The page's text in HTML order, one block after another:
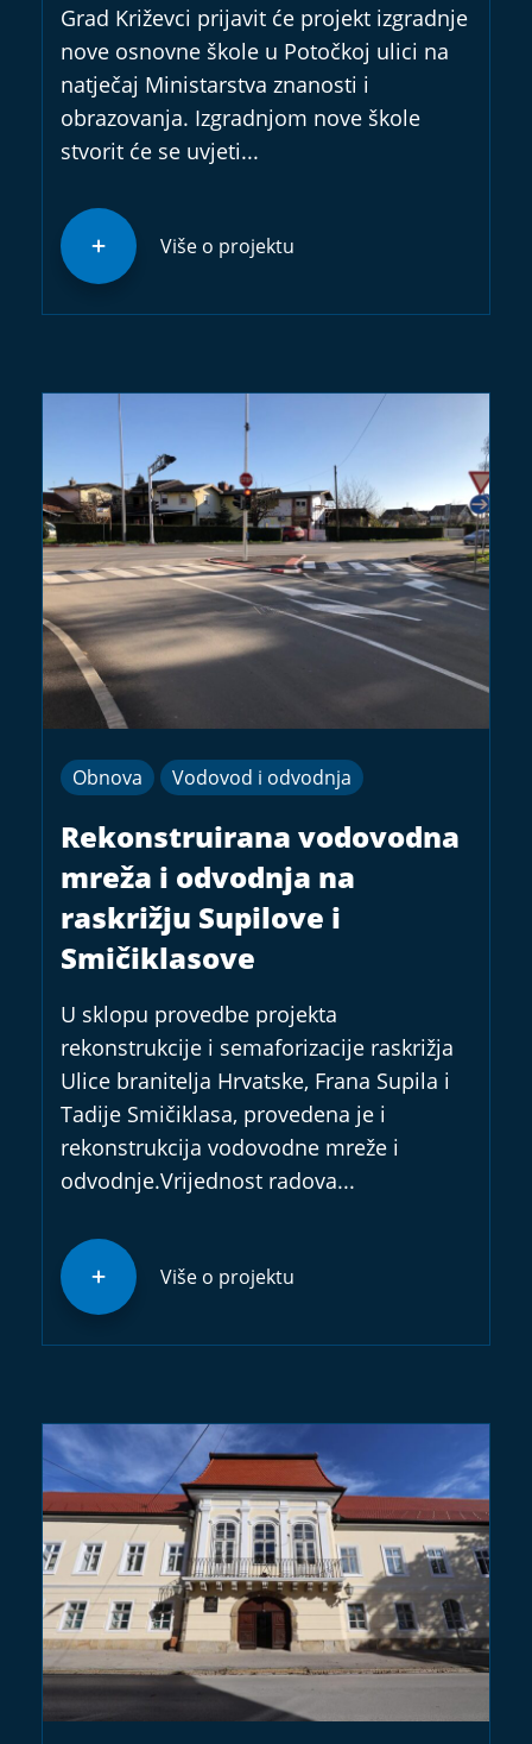
Grad Križevci prijavit će projekt izgradnje
nove osnovne škole u Potočkoj ulici na
natječaj Ministarstva znanosti i
obrazovanja. Izgradnjom nove škole
stvorit će se uvjeti...
Više o projektu
Obnova Vodovod i odvodnja
Rekonstruirana vodovodna
mreža i odvodnja na
raskrižju Supilove i
Smičiklasove
U sklopu provedbe projekta
rekonstrukcije i semaforizacije raskrižja
Ulice branitelja Hrvatske, Frana Supila i
Tadije Smičiklasa, provedena je i
rekonstrukcija vodovodne mreže i
odvodnje.Vrijednost radova...
Više o projektu